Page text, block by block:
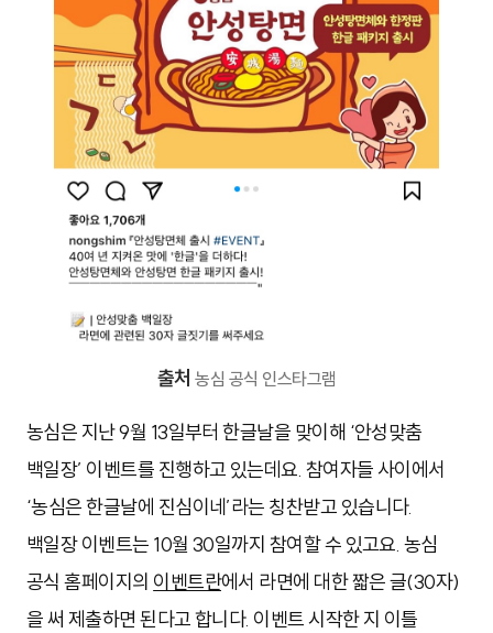
출처 농심 공식 인스타그램
농심은 지난 9월 13일부터 한글날을 맞이해 ‘안성맞춤
백일장’ 이벤트를 진행하고 있는데요. 참여자들 사이에서
‘농심은 한글날에 진심이네’라는 칭찬받고 있습니다.
백일장 이벤트는 10월 30일까지 참여할 수 있고요. 농심
공식 홈페이지의 이벤트란에서 라면에 대한 짧은 글(30자)
을 써 제출하면 된다고 합니다. 이벤트 시작한 지 이틀